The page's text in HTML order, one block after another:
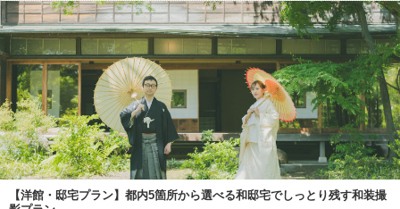
【洋館・邸宅プラン】都内5箇所から選べる和邸宅でしっとり残す和装撮